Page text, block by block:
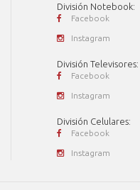
División Notebook:
Facebook
Instagram
División Televisores:
Facebook
Instagram
División Celulares:
Facebook
Instagram